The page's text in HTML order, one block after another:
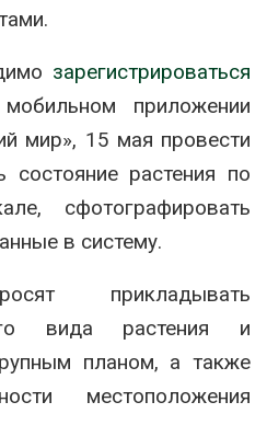
зарегистрироваться
приложении
мир», 15 мая провести
состояние растения по
сфотографировать
в систему.
прикладывать
вида растения и
планом, а также
местоположения